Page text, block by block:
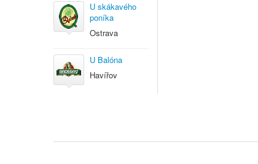
U skákavého
poníka
Ostrava
U Balóna
Havířov